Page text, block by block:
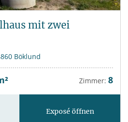
mit zwei
Böklund
Zimmer: 8
Exposé öffnen